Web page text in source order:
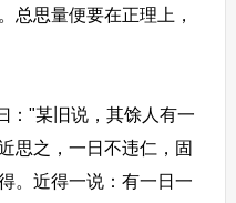
总思量便要在正理上，
"某旧说，其馀人有一
思之，一日不违仁，固
。近得一说：有一日一